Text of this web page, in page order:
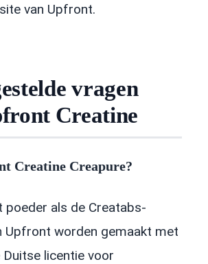
van Upfront.
vragen
Creatine
Creatine Creapure?
poeder als de Creatabs-
Upfront worden gemaakt met
Duitse licentie voor